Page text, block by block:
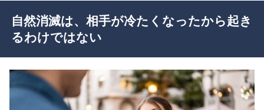
自然消滅は、相手が冷たくなったから起き
るわけではない